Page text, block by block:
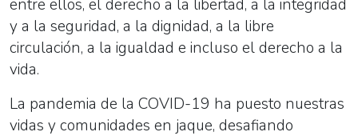
entre ellos, el derecho a la libertad, a la integridad
y a la seguridad, a la dignidad, a la libre
circulación, a la igualdad e incluso el derecho a la
vida.
La pandemia de la COVID-19 ha puesto nuestras
vidas y comunidades en jaque, desafiando